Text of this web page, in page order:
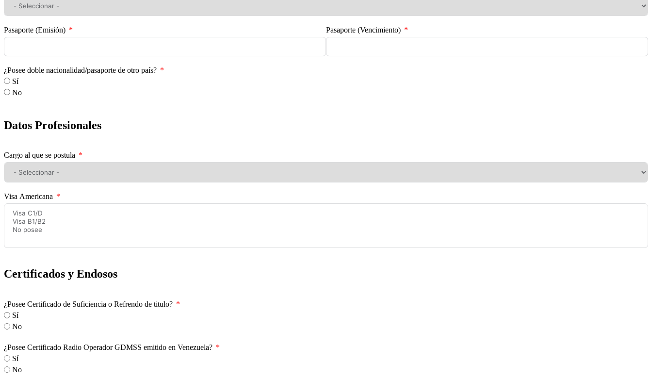
Pasaporte (Emisión) Pasaporte (Vencimiento)
¿Posee doble nacionalidad/pasaporte de otro país?
Sí
No
Datos Profesionales
Cargo al que se postula
Visa Americana
Certificados y Endosos
¿Posee Certificado de Suficiencia o Refrendo de titulo?
Sí
No
¿Posee Certificado Radio Operador GDMSS emitido en Venezuela?
Sí
No